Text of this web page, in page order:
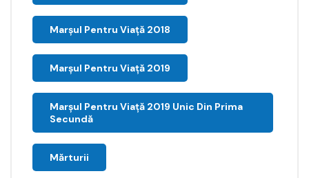
Marșul Pentru Viață 2018
Marșul Pentru Viață 2019
Marșul Pentru Viață 2019 Unic Din Prima
Secundă
Mărturii